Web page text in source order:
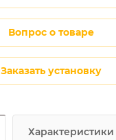
Вопрос о товаре
Заказать установку
Характеристики